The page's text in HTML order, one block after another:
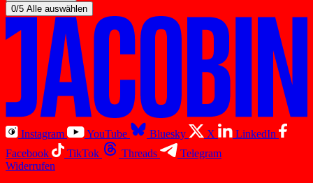
0/5 Alle auswählen
Instagram YouTube Bluesky X
LinkedIn
Facebook
TikTok Threads
Telegram
Widerrufen